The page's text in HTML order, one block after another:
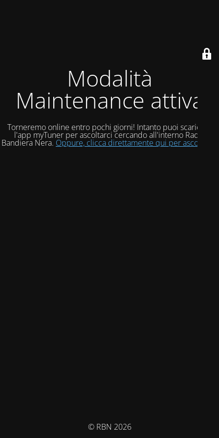
Modalità
Maintenance attiva
Torneremo online entro pochi giorni! Intanto puoi scaricare
l'app myTuner per ascoltarci cercando all'interno Radio
Bandiera Nera. Oppure, clicca direttamente qui per ascoltarci!
© RBN 2026